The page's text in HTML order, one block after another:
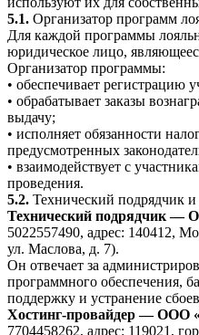
5.1. Организатор программ
Для каждой программы
юридическое лицо,
Организатор программы:
• обеспечивает регистрацию
• обрабатывает заказы
выдачу;
• исполняет обязанности
предусмотренных
• взаимодействует с
проведения.
5.2. Технический подрядчик
Технический подрядчик
5022557490, адрес: 140412,
ул. Маслова, д. 7).
Он отвечает за
программного обеспечения,
поддержку и устранение
Хостинг-провайдер — ООО
7704458262, адрес: 119021,